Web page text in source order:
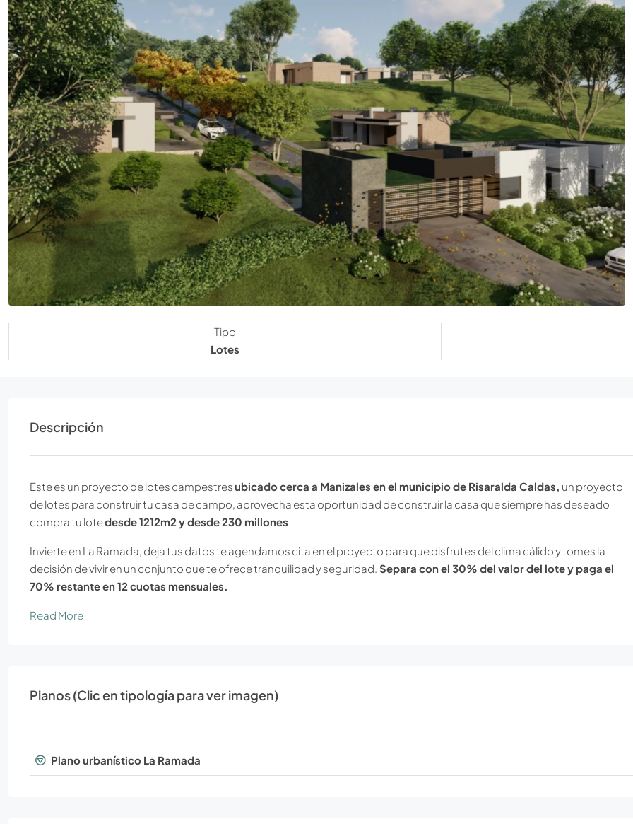
Tipo
Lotes
Descripción
Este es un proyecto de lotes campestresubicado cerca a Manizales en el municipio de Risaralda Caldas, un proyecto
de lotes para construir tu casa de campo, aprovecha esta oportunidad de construir la casa que siempre has deseado
compra tu lotedesde 1212m2 y desde 230 millones
Invierte en La Ramada, deja tus datos te agendamos cita en el proyecto para que disfrutes del clima cálido y tomes la
decisión de vivir en un conjunto que te ofrece tranquilidad y seguridad. Separa con el 30% del valor del lote y paga el
70% restante en 12 cuotas mensuales.
Read More
Planos (Clic en tipología para ver imagen)
Plano urbanístico La Ramada